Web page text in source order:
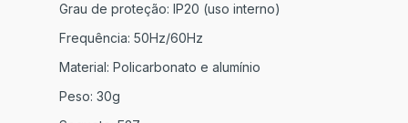
Grau de proteção: IP20 (uso interno)
Frequência: 50Hz/60Hz
Material: Policarbonato e alumínio
Peso: 30g